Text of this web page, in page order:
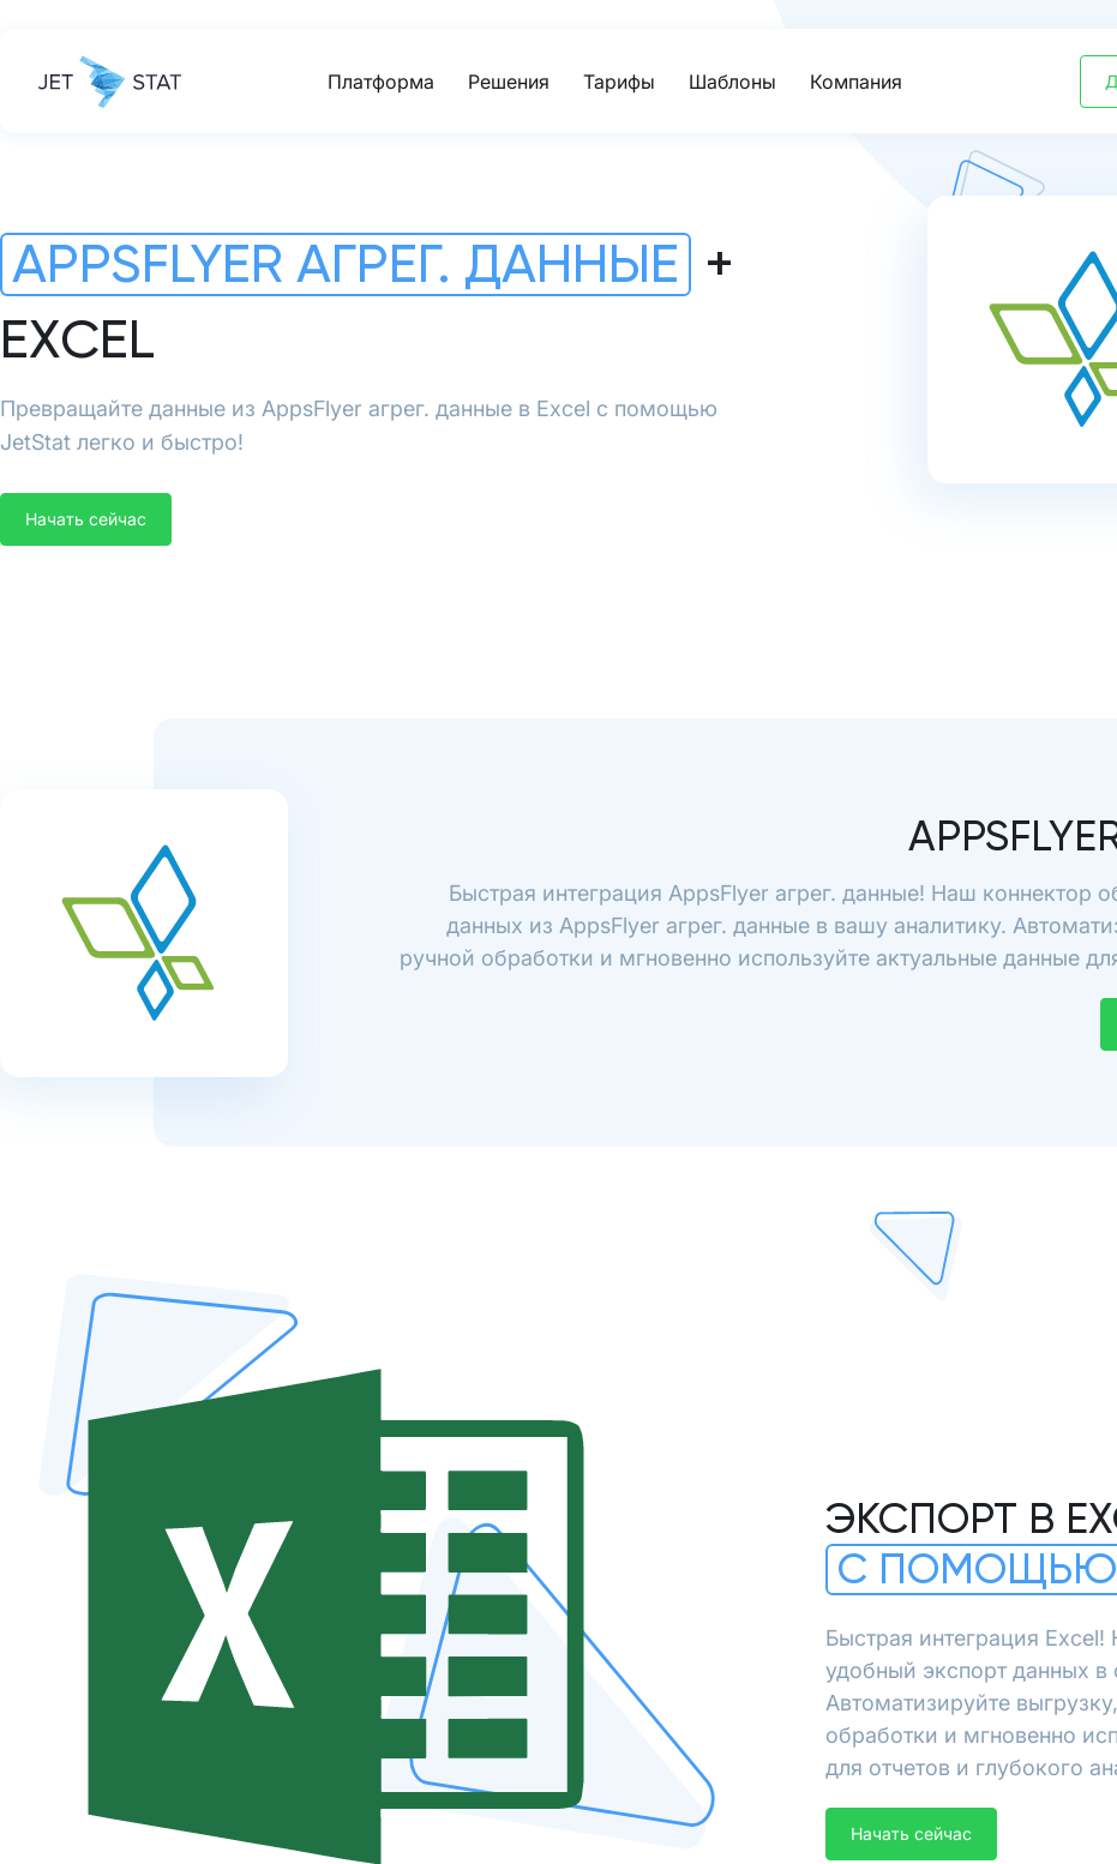
Платформа Решения Тарифы Шаблоны Компания
APPSFLYER АГРЕГ. ДАННЫЕ +
EXCEL
Превращайте данные из AppsFlyer агрег. данные в Excel с помощью
JetStat легко и быстро!
Начать сейчас
Быстрая интеграция AppsFlyer агрег. данные! Наш коннектор
данных из AppsFlyer агрег. данные в вашу аналитику.
ручной обработки и мгновенно используйте актуальные данные
ЭКСПОРТ В
С ПОМОЩЬЮ
Быстрая интеграция
удобный экспорт данных в
Автоматизируйте
обработки и мгновенно
для отчетов и глубокого
Начать сейчас